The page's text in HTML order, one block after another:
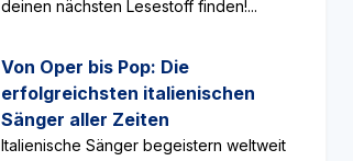
deinen nächsten Lesestoff finden!...
Von Oper bis Pop: Die
erfolgreichsten italienischen
Sänger aller Zeiten
Italienische Sänger begeistern weltweit